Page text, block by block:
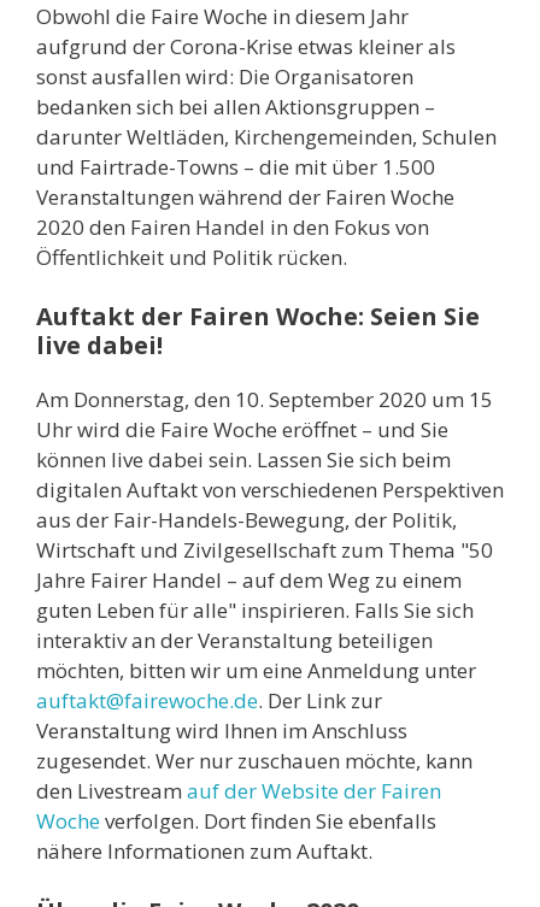
Obwohl die Faire Woche in diesem Jahr
aufgrund der Corona-Krise etwas kleiner als
sonst ausfallen wird: Die Organisatoren
bedanken sich bei allen Aktionsgruppen –
darunter Weltläden, Kirchengemeinden, Schulen
und Fairtrade-Towns – die mit über 1.500
Veranstaltungen während der Fairen Woche
2020 den Fairen Handel in den Fokus von
Öffentlichkeit und Politik rücken.
Auftakt der Fairen Woche: Seien Sie
live dabei!
Am Donnerstag, den 10. September 2020 um 15
Uhr wird die Faire Woche eröffnet – und Sie
können live dabei sein. Lassen Sie sich beim
digitalen Auftakt von verschiedenen Perspektiven
aus der Fair-Handels-Bewegung, der Politik,
Wirtschaft und Zivilgesellschaft zum Thema "50
Jahre Fairer Handel – auf dem Weg zu einem
guten Leben für alle" inspirieren. Falls Sie sich
interaktiv an der Veranstaltung beteiligen
möchten, bitten wir um eine Anmeldung unter
auftakt@fairewoche.de. Der Link zur
Veranstaltung wird Ihnen im Anschluss
zugesendet. Wer nur zuschauen möchte, kann
den Livestream auf der Website der Fairen
Wocheverfolgen. Dort finden Sie ebenfalls
nähere Informationen zum Auftakt.